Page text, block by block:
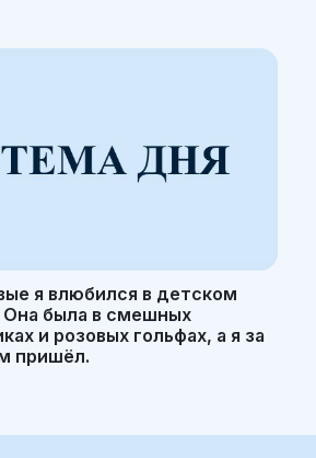
я влюбился в детском
Она была в смешных
и розовых гольфах, а я за
пришёл.